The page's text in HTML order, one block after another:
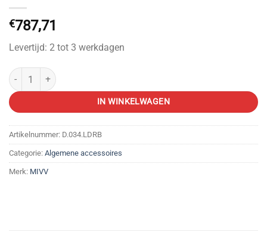
€787,71
Levertijd: 2 tot 3 werkdagen
MIVV SLIP-ON DELTA RACE, BLACK ST. ST. E aantal
IN WINKELWAGEN
Artikelnummer: D.034.LDRB
Categorie: Algemene accessoires
Merk: MIVV